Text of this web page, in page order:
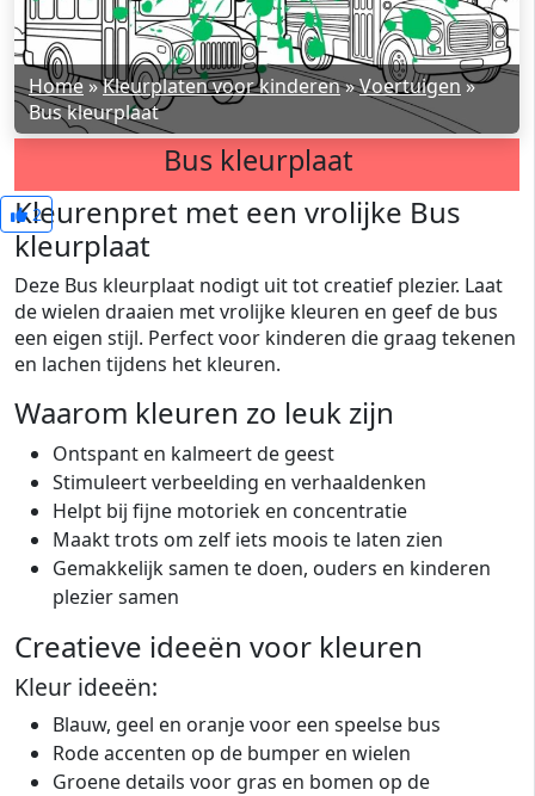
Home»Kleurplaten voor kinderen»Voertuigen»
Bus kleurplaat
Bus kleurplaat
2
Kleurenpret met een vrolijke Bus
kleurplaat
Deze Bus kleurplaat nodigt uit tot creatief plezier. Laat
de wielen draaien met vrolijke kleuren en geef de bus
een eigen stijl. Perfect voor kinderen die graag tekenen
en lachen tijdens het kleuren.
Waarom kleuren zo leuk zijn
Ontspant en kalmeert de geest
Stimuleert verbeelding en verhaaldenken
Helpt bij fijne motoriek en concentratie
Maakt trots om zelf iets moois te laten zien
Gemakkelijk samen te doen, ouders en kinderen
plezier samen
Creatieve ideeën voor kleuren
Kleur ideeën:
Blauw, geel en oranje voor een speelse bus
Rode accenten op de bumper en wielen
Groene details voor gras en bomen op de